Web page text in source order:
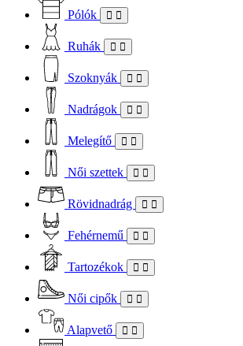
Pólók
Ruhák
Szoknyák
Nadrágok
Melegítő
Női szettek
Rövidnadrág
Fehérnemű
Tartozékok
Női cipők
Alapvető